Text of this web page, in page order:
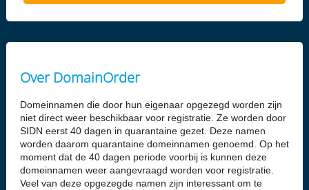
Over DomainOrder
Domeinnamen die door hun eigenaar opgezegd worden zijn
niet direct weer beschikbaar voor registratie. Ze worden door
SIDN eerst 40 dagen in quarantaine gezet. Deze namen
worden daarom quarantaine domeinnamen genoemd. Op het
moment dat de 40 dagen periode voorbij is kunnen deze
domeinnamen weer aangevraagd worden voor registratie.
Veel van deze opgezegde namen zijn interessant om te